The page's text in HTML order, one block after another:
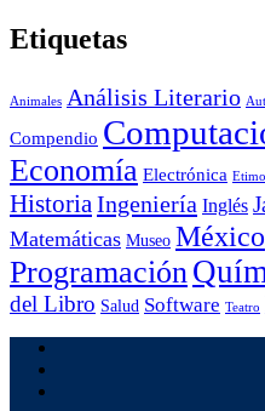
Etiquetas
Animales Análisis Literario
Compendio
Economía Electrónica
HistoriaIngeniería Inglés
Matemáticas Museo México
Programación
del Libro Salud Software Teatro